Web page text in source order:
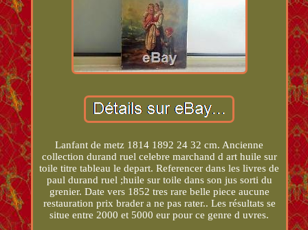
Lanfant de metz 1814 1892 24 32 cm. Ancienne
collection durand ruel celebre marchand d art huile sur
toile titre tableau le depart. Referencer dans les livres de
paul durand ruel ;huile sur toile dans son jus sorti du
grenier. Date vers 1852 tres rare belle piece aucune
restauration prix brader a ne pas rater.. Les résultats se
situe entre 2000 et 5000 eur pour ce genre d uvres.